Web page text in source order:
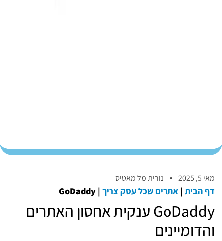
מאי 5, 2025 נורית מל מאטיס
דף הבית | אתרים שכל עסק צריך |
GoDaddy
GoDaddy ענקית אחסון האתרים
והדומיינים